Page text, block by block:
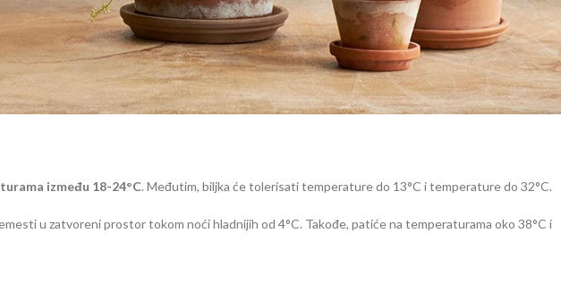
između 18-24°C. Međutim, biljka će tolerisati temperature do 13°C i temperature do 32°C.
u zatvoreni prostor tokom noći hladnijih od 4°C. Takođe, patiće na temperaturama oko 38°C i